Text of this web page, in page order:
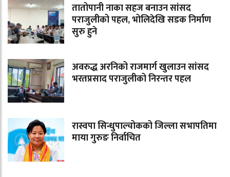
तातोपानी नाका सहज बनाउन सांसद
पराजुलीको पहल, भोलिदेखि सडक निर्माण
सुरु हुने
अवरुद्ध अरनिको राजमार्ग खुलाउन सांसद
भरतप्रसाद पराजुलीको निरन्तर पहल
रास्वपा सिन्धुपाल्चोकको जिल्ला सभापतिमा
माया गुरुङ निर्वाचित